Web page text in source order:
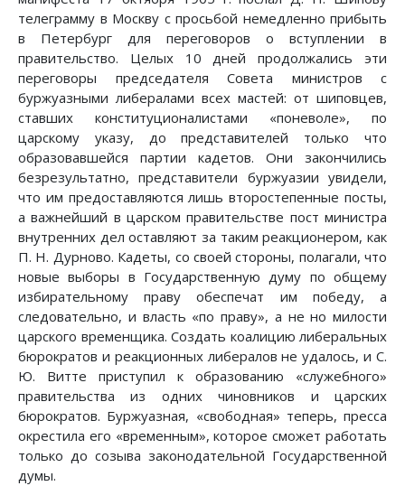
телеграмму в Москву с просьбой немедленно прибыть
в Петербург для переговоров о вступлении в
правительство. Целых 10 дней продолжались эти
переговоры председателя Совета министров с
буржуазными либералами всех мастей: от шиповцев,
ставших конституционалистами «поневоле», по
царскому указу, до представителей только что
образовавшейся партии кадетов. Они закончились
безрезультатно, представители буржуазии увидели,
что им предоставляются лишь второстепенные посты,
а важнейший в царском правительстве пост министра
внутренних дел оставляют за таким реакционером, как
П. Н. Дурново. Кадеты, со своей стороны, полагали, что
новые выборы в Государственную думу по общему
избирательному праву обеспечат им победу, а
следовательно, и власть «по праву», а не но милости
царского временщика. Создать коалицию либеральных
бюрократов и реакционных либералов не удалось, и С.
Ю. Витте приступил к образованию «служебного»
правительства из одних чиновников и царских
бюрократов. Буржуазная, «свободная» теперь, пресса
окрестила его «временным», которое сможет работать
только до созыва законодательной Государственной
думы.